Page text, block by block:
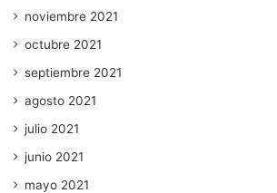
noviembre 2021
octubre 2021
septiembre 2021
agosto 2021
julio 2021
junio 2021
mayo 2021